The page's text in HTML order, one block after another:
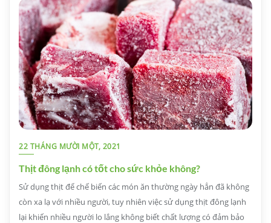
22 THÁNG MƯỜI MỘT, 2021
Thịt đông lạnh có tốt cho sức khỏe không?
Sử dụng thịt để chế biến các món ăn thường ngày hẳn đã không
còn xa lạ với nhiều người, tuy nhiên việc sử dụng thịt đông lạnh
lại khiến nhiều người lo lắng không biết chất lượng có đảm bảo